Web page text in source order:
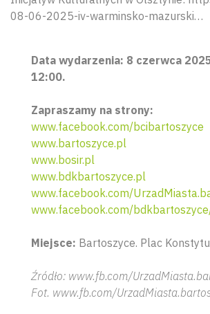
08-06-2025-iv-warminsko-mazurski…
Data wydarzenia: 8 czerwca
12:00.
Zapraszamy na strony:
www.facebook.com/bcibartoszyce
www.bartoszyce.pl
www.bosir.pl
www.bdkbartoszyce.pl
www.facebook.com/
www.facebook.com/
Miejsce: Bartoszyce. Plac
Źródło: www.fb.com/
Fot. www.fb.com/